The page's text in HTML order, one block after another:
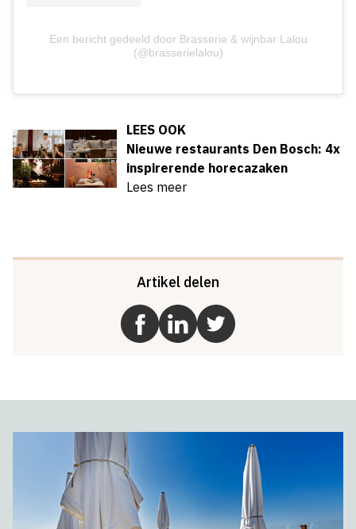
Een bericht gedeeld door Brasserie & wijnbar Lalou
(@brasserielalou)
LEES OOK
Nieuwe restaurants Den Bosch: 4x
inspirerende horecazaken
Lees meer
Artikel delen